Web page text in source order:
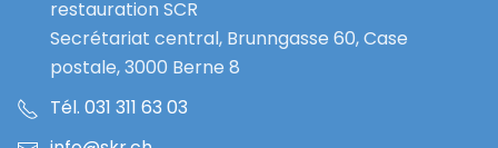
restauration SCR
Secrétariat central, Brunngasse 60, Case
postale, 3000 Berne 8
Tél. 031 311 63 03